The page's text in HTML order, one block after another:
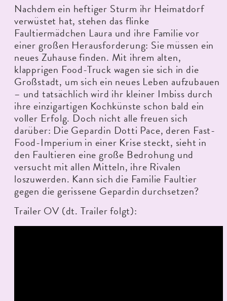
Nachdem ein heftiger Sturm ihr Heimatdorf
verwüstet hat, stehen das flinke
Faultiermädchen Laura und ihre Familie vor
einer großen Herausforderung: Sie müssen ein
neues Zuhause finden. Mit ihrem alten,
klapprigen Food-Truck wagen sie sich in die
Großstadt, um sich ein neues Leben aufzubauen
– und tatsächlich wird ihr kleiner Imbiss durch
ihre einzigartigen Kochkünste schon bald ein
voller Erfolg. Doch nicht alle freuen sich
darüber: Die Gepardin Dotti Pace, deren Fast-
Food-Imperium in einer Krise steckt, sieht in
den Faultieren eine große Bedrohung und
versucht mit allen Mitteln, ihre Rivalen
loszuwerden. Kann sich die Familie Faultier
gegen die gerissene Gepardin durchsetzen?
Trailer OV (dt. Trailer folgt):